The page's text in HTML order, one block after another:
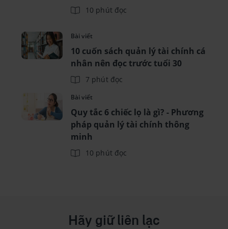
10 phút đọc
Bài viết
10 cuốn sách quản lý tài chính cá
nhân nên đọc trước tuổi 30
7 phút đọc
Bài viết
Quy tắc 6 chiếc lọ là gì? - Phương
pháp quản lý tài chính thông
minh
10 phút đọc
Hãy giữ liên lạc